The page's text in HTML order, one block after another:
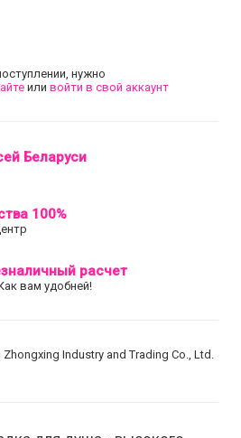
нужно
или войти в свой аккаунт
Беларуси
100%
расчет
вам удобней!
Zhongxing Industry and Trading Co., Ltd.